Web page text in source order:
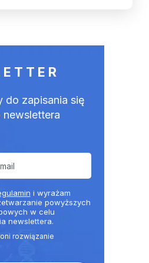
do zapisania się
newslettera
i wyrażam
powyższych
w celu
newslettera.